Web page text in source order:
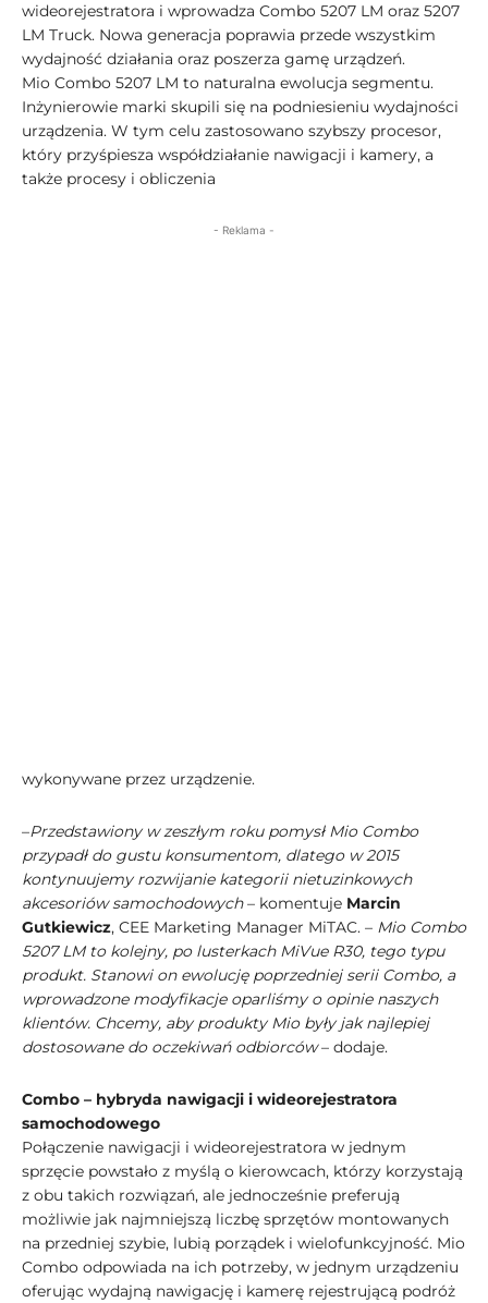
wideorejestratora i wprowadza Combo 5207 LM oraz 5207
LM Truck. Nowa generacja poprawia przede wszystkim
wydajność działania oraz poszerza gamę urządzeń.
Mio Combo 5207 LM to naturalna ewolucja segmentu.
Inżynierowie marki skupili się na podniesieniu wydajności
urządzenia. W tym celu zastosowano szybszy procesor,
który przyśpiesza współdziałanie nawigacji i kamery, a
także procesy i obliczenia
- Reklama -
wykonywane przez urządzenie.
–Przedstawiony w zeszłym roku pomysł Mio Combo
przypadł do gustu konsumentom, dlatego w 2015
kontynuujemy rozwijanie kategorii nietuzinkowych
akcesoriów samochodowych– komentuje Marcin
Gutkiewicz, CEE Marketing Manager MiTAC. – Mio Combo
5207 LM to kolejny, po lusterkach MiVue R30, tego typu
produkt. Stanowi on ewolucję poprzedniej serii Combo, a
wprowadzone modyfikacje oparliśmy o opinie naszych
klientów. Chcemy, aby produkty Mio były jak najlepiej
dostosowane do oczekiwań odbiorców– dodaje.
Combo – hybryda nawigacji i wideorejestratora
samochodowego
Połączenie nawigacji i wideorejestratora w jednym
sprzęcie powstało z myślą o kierowcach, którzy korzystają
z obu takich rozwiązań, ale jednocześnie preferują
możliwie jak najmniejszą liczbę sprzętów montowanych
na przedniej szybie, lubią porządek i wielofunkcyjność. Mio
Combo odpowiada na ich potrzeby, w jednym urządzeniu
oferując wydajną nawigację i kamerę rejestrującą podróż